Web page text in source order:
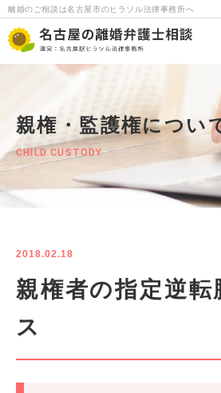
離婚のご相談は名古屋市のヒラソル法律事務所へ
親権・監護権につい
CHILD CUSTODY
2018.02.18
親権者の指定逆転
ス